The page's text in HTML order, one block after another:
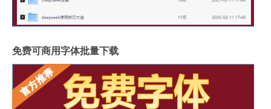
免费可商用字体批量下载